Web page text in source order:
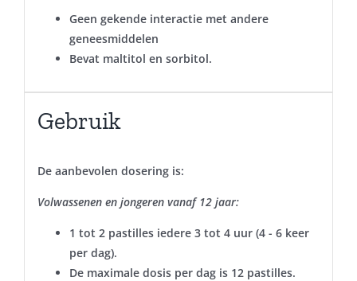
Geen gekende interactie met andere
geneesmiddelen
Bevat maltitol en sorbitol.
Gebruik
De aanbevolen dosering is:
Volwassenen en jongeren vanaf 12 jaar:
1 tot 2 pastilles iedere 3 tot 4 uur (4 - 6 keer
per dag).
De maximale dosis per dag is 12 pastilles.